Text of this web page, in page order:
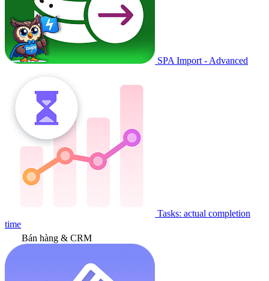
SPA Import - Advanced
Tasks: actual completion
time
Bán hàng & CRM